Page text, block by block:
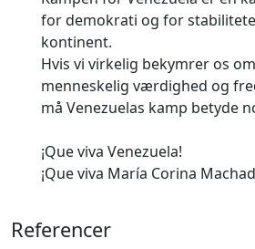
for demokrati og for
kontinent.
Hvis vi virkelig bekymrer os
menneskelig værdighed og
må Venezuelas kamp betyde
¡Que viva Venezuela!
¡Que viva María Corina
Referencer